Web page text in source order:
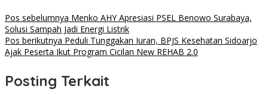
Pos sebelumnya Menko AHY Apresiasi PSEL Benowo Surabaya,
Solusi Sampah Jadi Energi Listrik
Pos berikutnya Peduli Tunggakan Iuran, BPJS Kesehatan Sidoarjo
Ajak Peserta Ikut Program Cicilan New REHAB 2.0
Posting Terkait